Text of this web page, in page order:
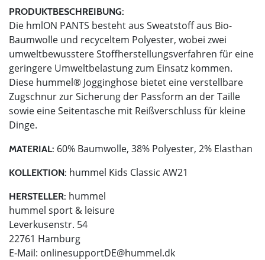
PRODUKTBESCHREIBUNG:
Die hmlON PANTS besteht aus Sweatstoff aus Bio-
Baumwolle und recyceltem Polyester, wobei zwei
umweltbewusstere Stoffherstellungsverfahren für eine
geringere Umweltbelastung zum Einsatz kommen.
Diese hummel® Jogginghose bietet eine verstellbare
Zugschnur zur Sicherung der Passform an der Taille
sowie eine Seitentasche mit Reißverschluss für kleine
Dinge.
MATERIAL: 60% Baumwolle, 38% Polyester, 2% Elasthan
KOLLEKTION: hummel Kids Classic AW21
HERSTELLER: hummel
hummel sport & leisure
Leverkusenstr. 54
22761 Hamburg
E-Mail: onlinesupportDE@hummel.dk